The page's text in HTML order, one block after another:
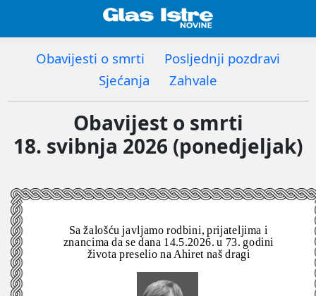
Obavijesti o smrti
Posljednji pozdravi
Sjećanja
Zahvale
Obavijest o smrti
18. svibnja 2026 (ponedjeljak)
Sa žalošću javljamo rodbini, prijateljima i
znancima da se dana 14.5.2026. u 73. godini
života preselio na Ahiret naš dragi